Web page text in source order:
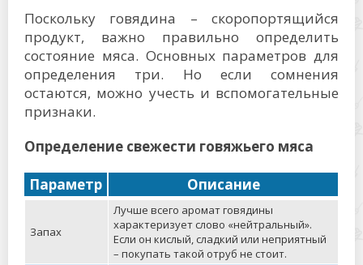
Поскольку говядина – скоропортящийся
продукт, важно правильно определить
состояние мяса. Основных параметров для
определения три. Но если сомнения
остаются, можно учесть и вспомогательные
признаки.
Определение свежести говяжьего мяса
Параметр Описание
Запах
Лучше всего аромат говядины
характеризует слово «нейтральный».
Если он кислый, сладкий или неприятный
– покупать такой отруб не стоит.